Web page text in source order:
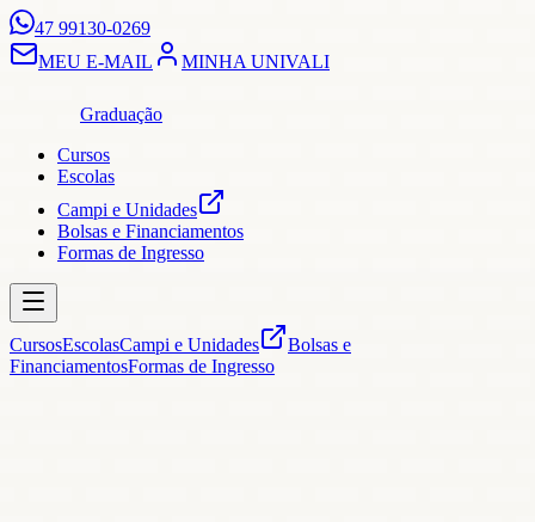
47 99130-0269
MEU E-MAIL
MINHA UNIVALI
Graduação
Cursos
Escolas
Campi e Unidades
Bolsas e Financiamentos
Formas de Ingresso
CursosEscolasCampi e Unidades
Bolsas e
FinanciamentosFormas de Ingresso